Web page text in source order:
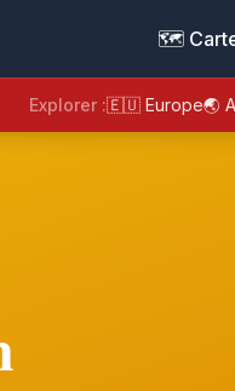
🗺️
Explorer :🇪🇺 Europe🌏